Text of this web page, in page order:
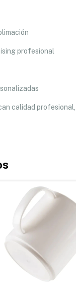
profesional
calidad